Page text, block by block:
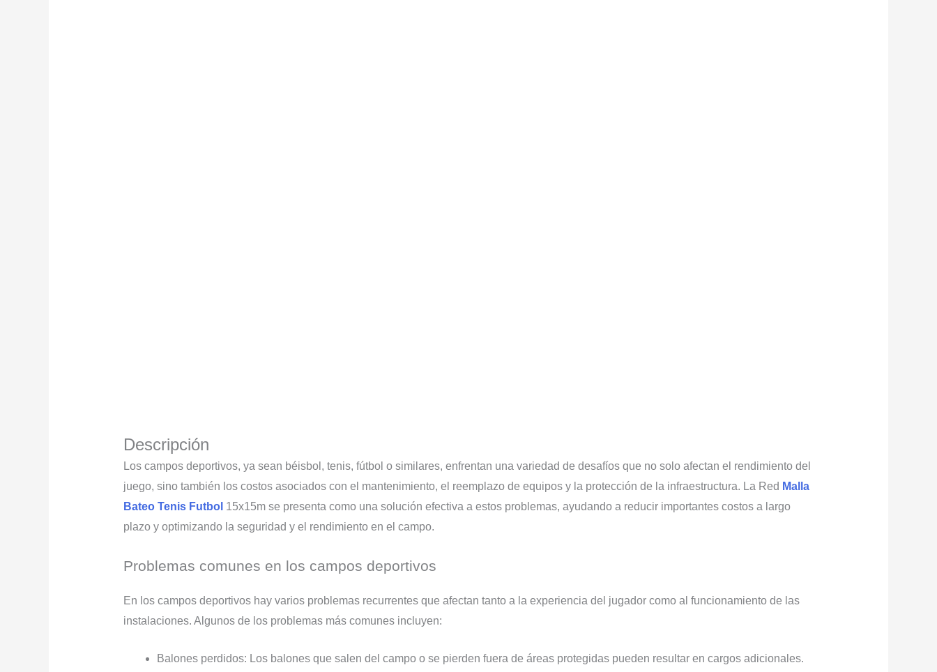
Descripción
Los campos deportivos, ya sean béisbol, tenis, fútbol o similares, enfrentan una variedad de desafíos que no solo afectan el rendimiento del
juego, sino también los costos asociados con el mantenimiento, el reemplazo de equipos y la protección de la infraestructura. La Red Malla
Bateo Tenis Futbol 15x15m se presenta como una solución efectiva a estos problemas, ayudando a reducir importantes costos a largo
plazo y optimizando la seguridad y el rendimiento en el campo.
Problemas comunes en los campos deportivos
En los campos deportivos hay varios problemas recurrentes que afectan tanto a la experiencia del jugador como al funcionamiento de las
instalaciones. Algunos de los problemas más comunes incluyen:
Balones perdidos: Los balones que salen del campo o se pierden fuera de áreas protegidas pueden resultar en cargos adicionales.